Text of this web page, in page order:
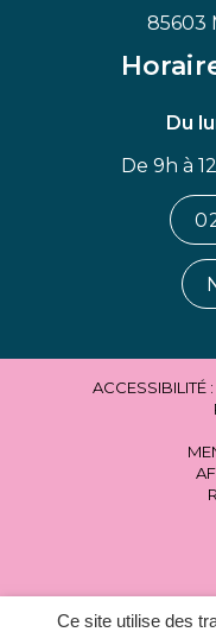
Ce site utilise des
85603
Du
De 9h à
ACCESSIBILITÉ